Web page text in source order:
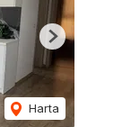
Harta
Next